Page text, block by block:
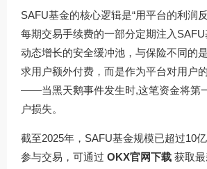
SAFU基金的核心逻辑是“用平台的利润
每期交易手续费的一部分定期注入
动态增长的安全缓冲池，与保险不同的
求用户额外付费，而是作为平台对用户
——当黑天鹅事件发生时,这笔资金将第
户损失。
截至2025年，SAFU基金规模已超过10
参与交易，可通过 OKX官网下载 获取